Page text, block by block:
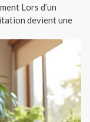
Lors d’un
devient une